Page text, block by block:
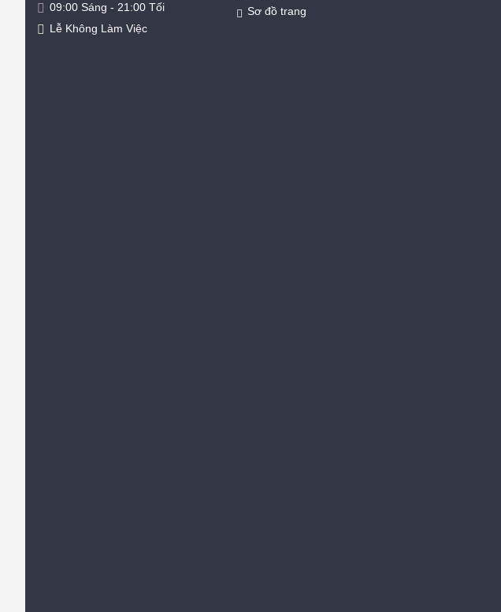
09:00 Sáng - 21:00 Tối
Lễ Không Làm Việc
Sơ đồ trang